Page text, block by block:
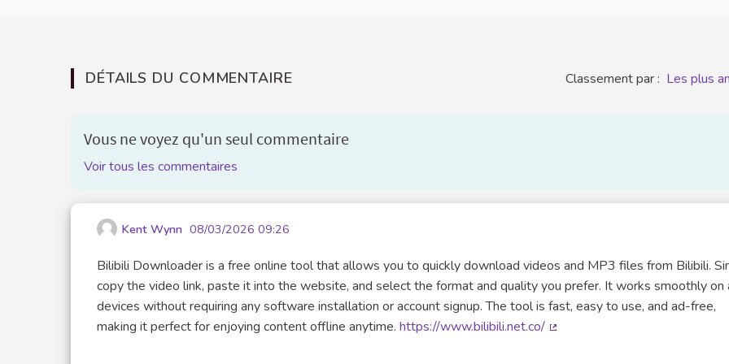
DÉTAILS DU COMMENTAIRE Classement par : Les plus
Vous ne voyez qu'un seul commentaire
Voir tous les commentaires
Kent Wynn 08/03/2026 09:26
Bilibili Downloader is a free online tool that allows you to quickly download videos and MP3 files from Bilibili.
copy the video link, paste it into the website, and select the format and quality you prefer. It works smoothly on
devices without requiring any software installation or account signup. The tool is fast, easy to use, and ad-free,
making it perfect for enjoying content offline anytime. https://www.bilibili.net.co/